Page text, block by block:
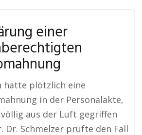
einer
hatte plötzlich eine
in der Personalakte,
aus der Luft gegriffen
Dr. Schmelzer prüfte den Fall